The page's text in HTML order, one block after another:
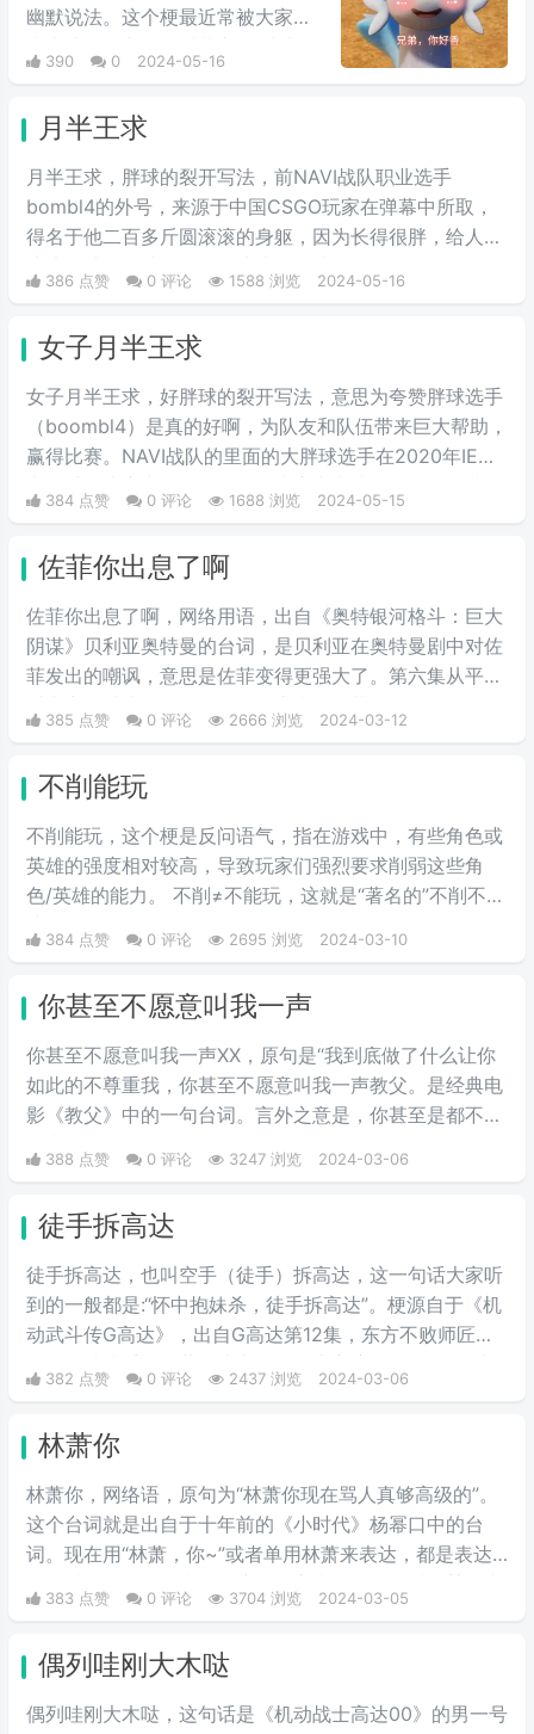
幽默说法。这个梗最近常被大家用
来表达同性之间的爱慕之情/或者单
纯跟风玩梗。最初来自qq用户云溪
情互动的表情包，此时这个梗已经
初具雏形。而后来随着chikawa的
流行，有网友开始给chikawa配上
这类文字，两者融合后意外爆火，
390 0 2024-05-16
月半王求
月半王求，胖球的裂开写法，前NAVI战队职业选手
bombl4的外号，来源于中国CSGO玩家在弹幕中所取，
得名于他二百多斤圆滚滚的身躯，因为长得很胖，给人圆
386 点赞 0 评论 1588 浏览 2024-05-16
女子月半王求
女子月半王求，好胖球的裂开写法，意思为夸赞胖球选手
（boombl4）是真的好啊，为队友和队伍带来巨大帮助，
赢得比赛。NAVI战队的里面的大胖球选手在2020年IEM
卡托维兹比赛中超级发挥，在决赛中直接化身邪恶胖球，
带领NAVI战队战胜A队和G2，夺得冠军。
384 点赞 0 评论 1688 浏览 2024-05-15
佐菲你出息了啊
佐菲你出息了啊，网络用语，出自《奥特银河格斗：巨大
阴谋》贝利亚奥特曼的台词，是贝利亚在奥特曼剧中对佐
菲发出的嘲讽，意思是佐菲变得更强大了。第六集从平行
时空穿越过来的贝利亚早期形态嘲讽佐菲，你还有星星的
标志啊，佐菲你出息了。
385 点赞 0 评论 2666 浏览 2024-03-12
不削能玩
不削能玩，这个梗是反问语气，指在游戏中，有些角色或
英雄的强度相对较高，导致玩家们强烈要求削弱这些角
色/英雄的能力。 不削≠不能玩，这就是“著名的”不削不等
384 点赞 0 评论 2695 浏览 2024-03-10
你甚至不愿意叫我一声
你甚至不愿意叫我一声XX，原句是“我到底做了什么让你
如此的不尊重我，你甚至不愿意叫我一声教父。是经典电
影《教父》中的一句台词。言外之意是，你甚至是都不拿
388 点赞 0 评论 3247 浏览 2024-03-06
徒手拆高达
徒手拆高达，也叫空手（徒手）拆高达，这一句话大家听
到的一般都是:“怀中抱妹杀，徒手拆高达”。梗源自于《机
动武斗传G高达》，出自G高达第12集，东方不败师匠首
次登场就徒手用多蒙的头巾拆了恶魔高度的眷属MS，也
是空手拆高达一梗的由来。
382 点赞 0 评论 2437 浏览 2024-03-06
林萧你
林萧你，网络语，原句为“林萧你现在骂人真够高级的”。
这个台词就是出自于十年前的《小时代》杨幂口中的台
词。现在用“林萧，你~”或者单用林萧来表达，都是表达
的一种阴阳怪气的意思。这三个字表示别人在对于某件事
情评判的时候运用的非常巧妙，就传说中的说话，不带脏
383 点赞 0 评论 3704 浏览 2024-03-05
偶列哇刚大木哒
偶列哇刚大木哒，这句话是《机动战士高达00》的男一号